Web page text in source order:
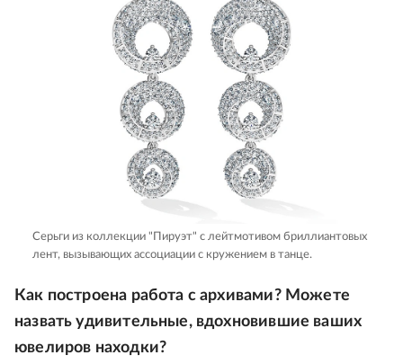
Серьги из коллекции "Пируэт" с лейтмотивом бриллиантовых
лент, вызывающих ассоциации с кружением в танце.
Как построена работа с архивами? Можете
назвать удивительные, вдохновившие ваших
ювелиров находки?